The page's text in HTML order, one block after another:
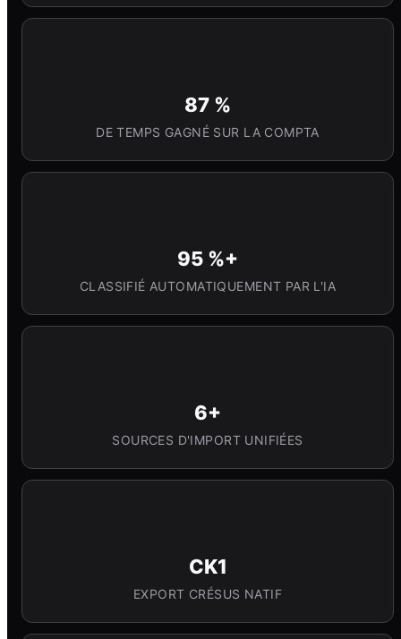
87 %
DE TEMPS GAGNÉ SUR LA COMPTA
95 %+
CLASSIFIÉ AUTOMATIQUEMENT PAR L'IA
6+
SOURCES D'IMPORT UNIFIÉES
CK1
EXPORT CRÉSUS NATIF